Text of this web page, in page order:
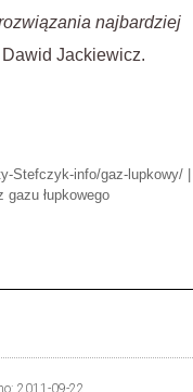
najbardziej
Jackiewicz.
Stefczyk-info/gaz-lupkowy/ |
łupkowego
2011-09-22